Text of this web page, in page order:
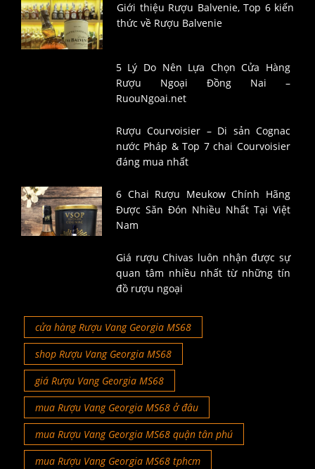
Giới thiệu Rượu Balvenie, Top 6 kiến
thức về Rượu Balvenie
5 Lý Do Nên Lựa Chọn Cửa Hàng
Rượu Ngoại Đồng Nai –
RuouNgoai.net
Rượu Courvoisier – Di sản Cognac
nước Pháp & Top 7 chai Courvoisier
đáng mua nhất
6 Chai Rượu Meukow Chính Hãng
Được Săn Đón Nhiều Nhất Tại Việt
Nam
Giá rượu Chivas luôn nhận được sự
quan tâm nhiều nhất từ những tín
đồ rượu ngoại
cửa hàng Rượu Vang Georgia MS68
shop Rượu Vang Georgia MS68
giá Rượu Vang Georgia MS68
mua Rượu Vang Georgia MS68 ở đâu
mua Rượu Vang Georgia MS68 quận tân phú
mua Rượu Vang Georgia MS68 tphcm